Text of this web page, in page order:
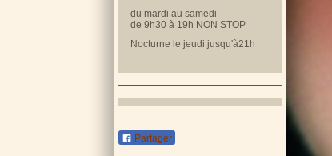
du mardi au samedi
de 9h30 à 19h NON STOP
Nocturne le jeudi jusqu'à21h
Partager